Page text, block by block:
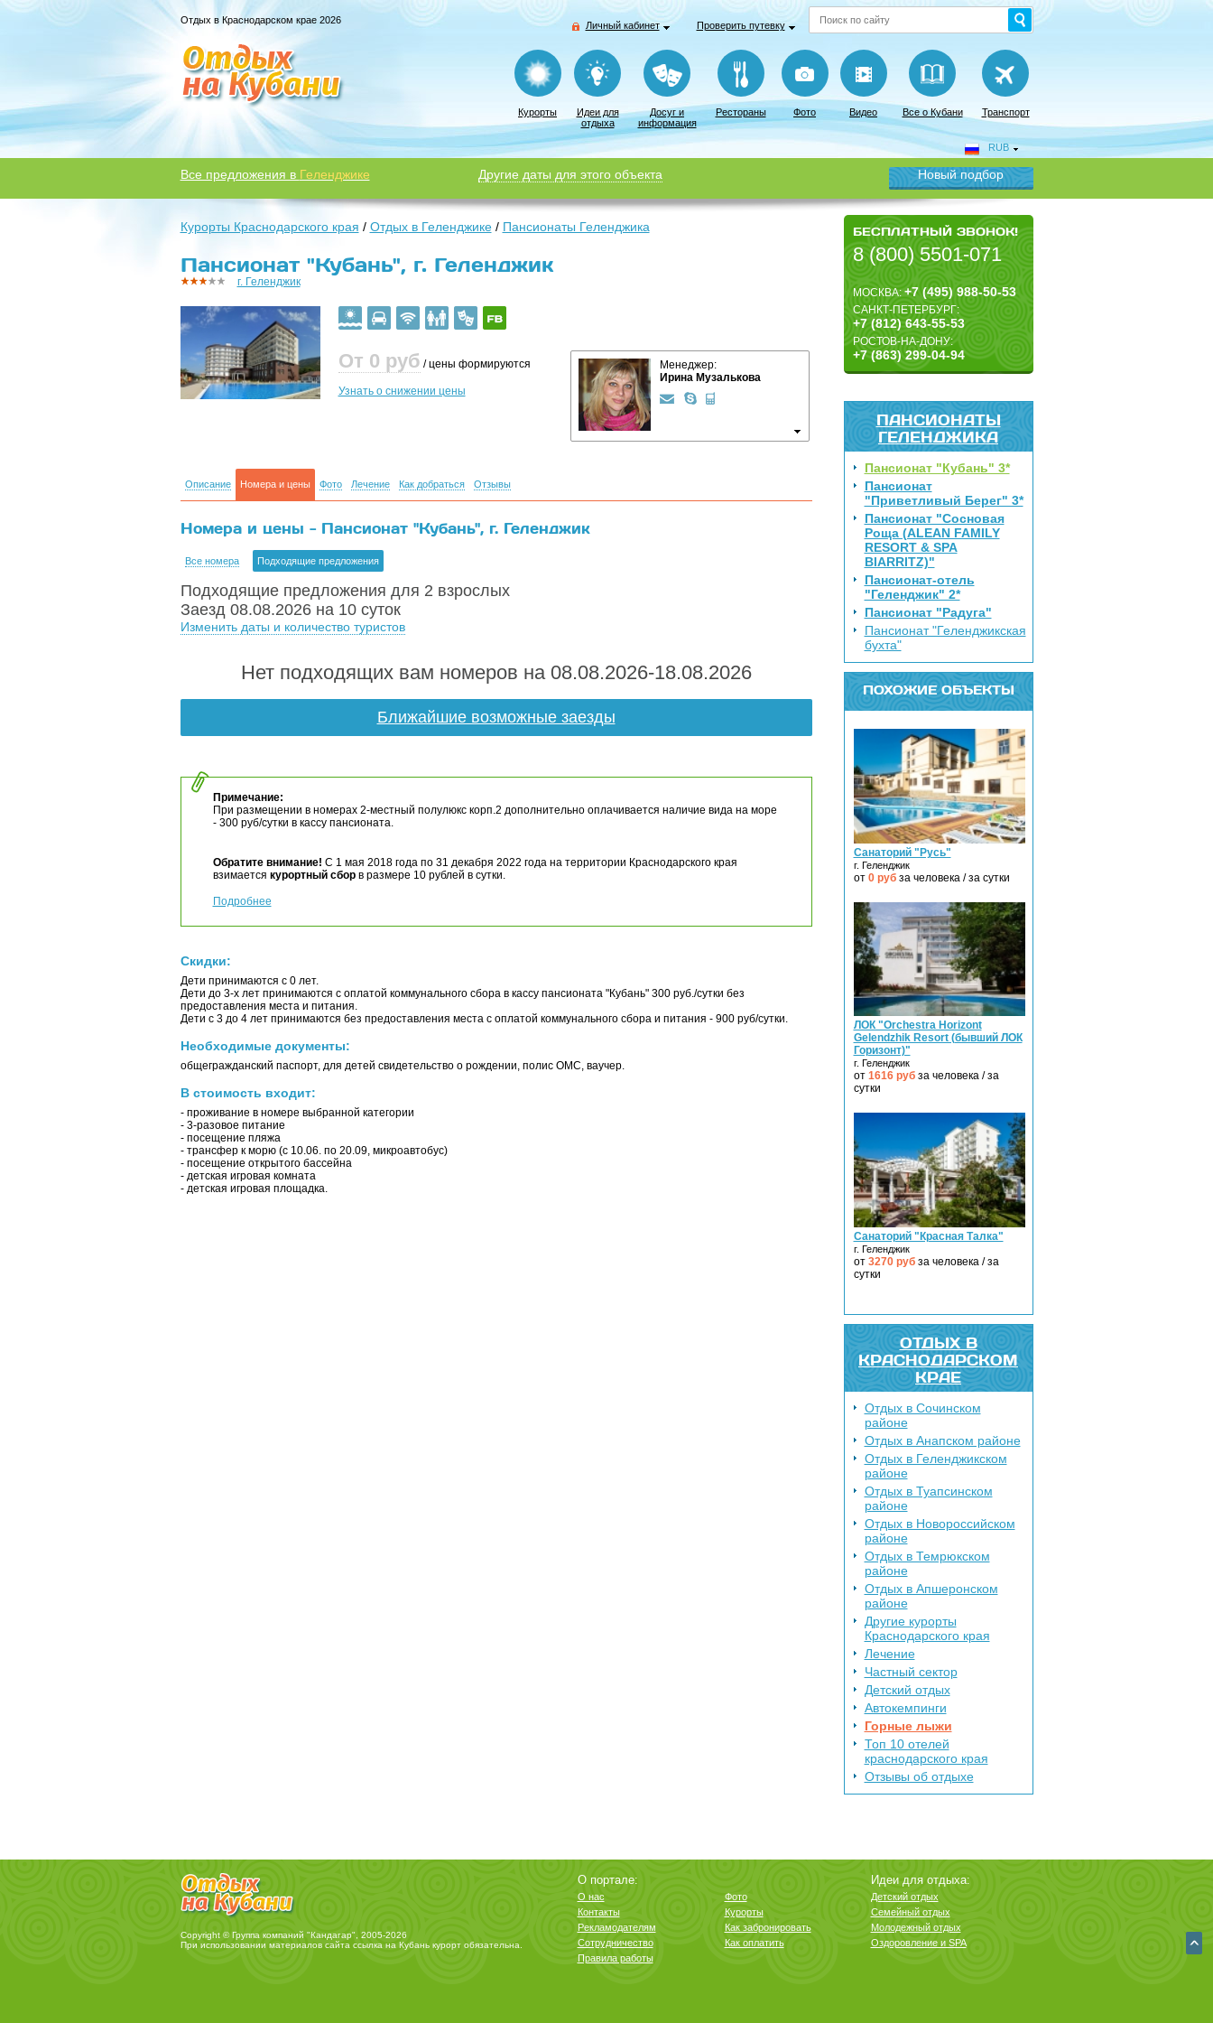
Отдых в Краснодарском крае 2026 Личный кабинет Проверить путевку
Курорты
Идеи для
отдыха
Досуг и
информация
Рестораны Фото Видео Все о Кубани Транспорт
RUB
Все предложения в Геленджике Другие даты для этого объекта Новый подбор
БЕСПЛАТНЫЙ ЗВОНОК!
8 (800) 5501-071
МОСКВА:+7 (495) 988-50-53
САНКТ-ПЕТЕРБУРГ:
+7 (812) 643-55-53
РОСТОВ-НА-ДОНУ:
+7 (863) 299-04-94
ПАНСИОНАТЫ
ГЕЛЕНДЖИКА
Пансионат "Кубань" 3*
Пансионат
"Приветливый Берег" 3*
Пансионат "Сосновая
Роща (ALEAN FAMILY
RESORT & SPA
BIARRITZ)"
Пансионат-отель
"Геленджик" 2*
Пансионат "Радуга"
Пансионат "Геленджикская
бухта"
ПОХОЖИЕ ОБЪЕКТЫ
Санаторий "Русь"
г. Геленджик
от 0рубза человека / за сутки
ЛОК "Orchestra Horizont
Gelendzhik Resort (бывший ЛОК
Горизонт)"
г. Геленджик
от 1616рубза человека / за
сутки
Санаторий "Красная Талка"
г. Геленджик
от 3270рубза человека / за
сутки
ОТДЫХ В
КРАСНОДАРСКОМ
КРАЕ
Отдых в Сочинском
районе
Отдых в Анапском районе
Отдых в Геленджикском
районе
Отдых в Туапсинском
районе
Отдых в Новороссийском
районе
Отдых в Темрюкском
районе
Отдых в Апшеронском
районе
Другие курорты
Краснодарского края
Лечение
Частный сектор
Детский отдых
Автокемпинги
Горные лыжи
Топ 10 отелей
краснодарского края
Отзывы об отдыхе
Курорты Краснодарского края / Отдых в Геленджике/ Пансионаты Геленджика
Пансионат "Кубань", г. Геленджик
г. Геленджик
От 0 руб / цены формируются
Узнать о снижении цены
Менеджер:
Ирина Музалькова
Описание Номера и цены Фото Лечение Как добраться Отзывы
Номера и цены - Пансионат "Кубань", г. Геленджик
Все номера Подходящие предложения
Подходящие предложения для 2 взрослых
Заезд 08.08.2026 на 10 суток
Изменить даты и количество туристов
Нет подходящих вам номеров на 08.08.2026-18.08.2026
Ближайшие возможные заезды
Примечание:
При размещении в номерах 2-местный полулюкс корп.2 дополнительно оплачивается наличие вида на море
- 300 руб/сутки в кассу пансионата.
Обратите внимание! С 1 мая 2018 года по 31 декабря 2022 года на территории Краснодарского края
взимается курортный сборв размере 10 рублей в сутки.
Подробнее
Скидки:
Дети принимаются с 0 лет.
Дети до 3-х лет принимаются с оплатой коммунального сбора в кассу пансионата "Кубань" 300 руб./сутки без
предоставления места и питания.
Дети с 3 до 4 лет принимаются без предоставления места с оплатой коммунального сбора и питания - 900 руб/сутки.
Необходимые документы:
общегражданский паспорт, для детей свидетельство о рождении, полис ОМС, ваучер.
В стоимость входит:
- проживание в номере выбранной категории
- 3-разовое питание
- посещение пляжа
- трансфер к морю (с 10.06. по 20.09, микроавтобус)
- посещение открытого бассейна
- детская игровая комната
- детская игровая площадка.
Copyright © Группа компаний "Кандагар", 2005-2026
При использовании материалов сайта ссылка на Кубань курортобязательна.
О портале:
О нас
Фото
Контакты
Курорты
Рекламодателям
Как забронировать
Сотрудничество
Как оплатить
Правила работы
Идеи для отдыха:
Детский отдых
Семейный отдых
Молодежный отдых
Оздоровление и SPA